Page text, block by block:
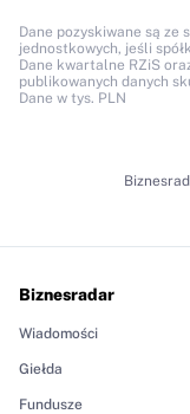
Dane pozyskiwane są ze
jednostkowych, jeśli
Dane kwartalne RZiS
publikowanych danych
Dane w tys. PLN
Biznesradar
Wiadomości
Giełda
Fundusze